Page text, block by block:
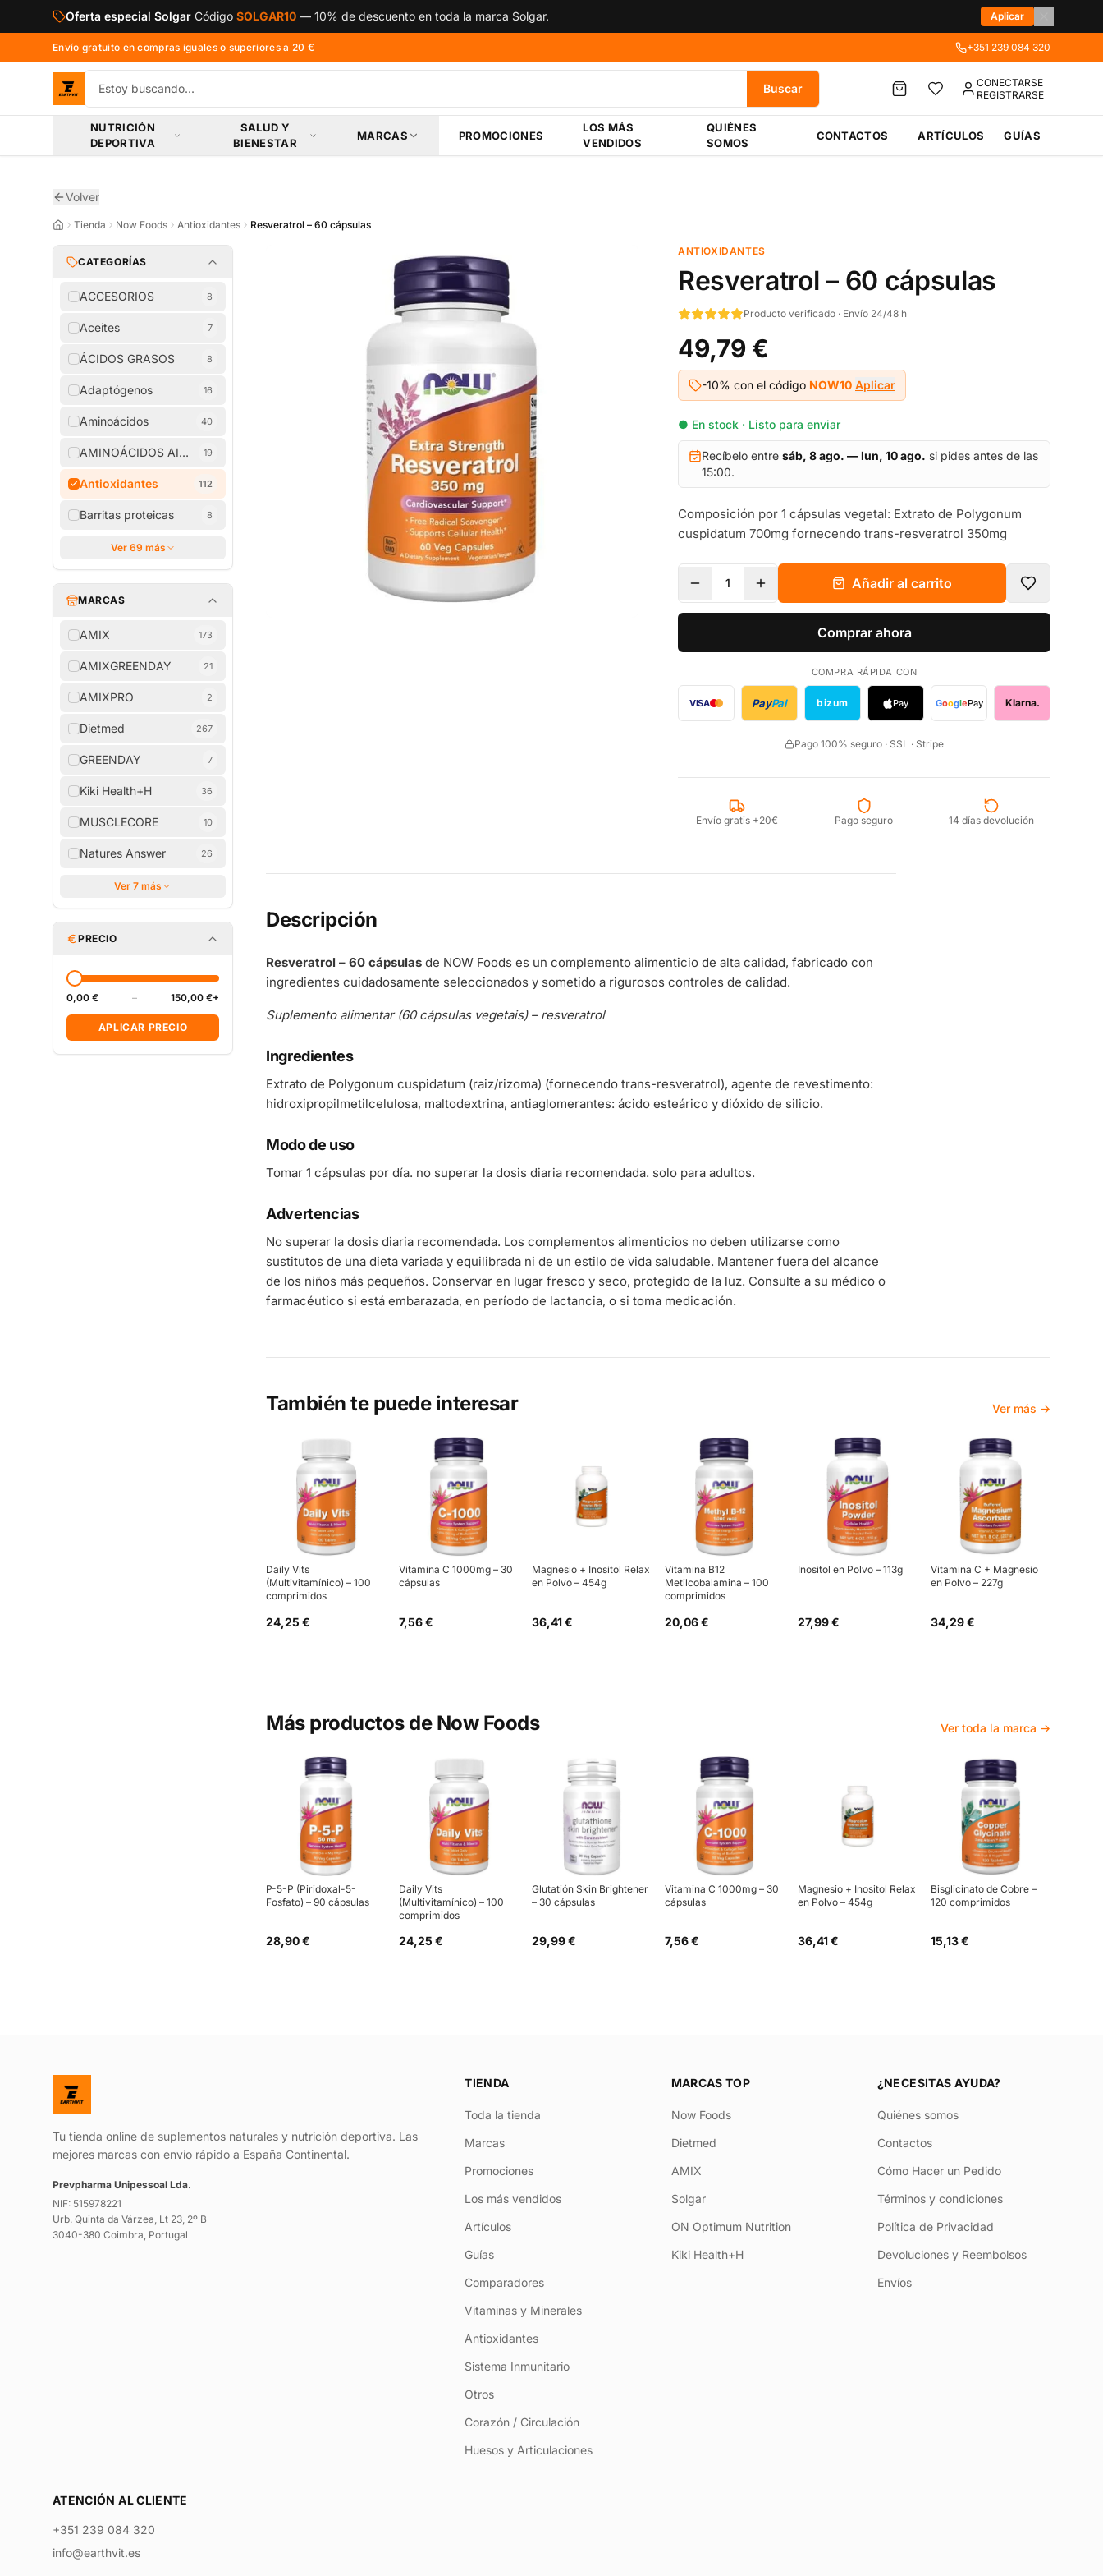
Saltar al contenido principal
Oferta especial Solgar Código SOLGAR10 — 10% de descuento en toda la marca Solgar. Aplicar
Envío gratuito en compras iguales o superiores a 20 € +351 239 084 320
Buscar
CONECTARSE
REGISTRARSE
NUTRICIÓN
DEPORTIVA
SALUD Y
BIENESTAR
MARCAS PROMOCIONES
LOS MÁS
VENDIDOS
QUIÉNES
SOMOS
CONTACTOS ARTÍCULOS GUÍAS
Volver
Tienda Now Foods Antioxidantes Resveratrol – 60 cápsulas
CATEGORÍAS
ACCESORIOS 8
Aceites 7
ÁCIDOS GRASOS 8
Adaptógenos 16
Aminoácidos 40
AMINOÁCIDOS AISLADOS
19
Antioxidantes 112
Barritas proteicas 8
Ver 69 más
MARCAS
AMIX 173
AMIXGREENDAY 21
AMIXPRO 2
Dietmed 267
GREENDAY 7
Kiki Health+H 36
MUSCLECORE 10
Natures Answer 26
Ver 7 más
PRECIO
0,00 € – 150,00 €+
APLICAR PRECIO
ANTIOXIDANTES
Resveratrol – 60 cápsulas
Producto verificado · Envío 24/48 h
49,79 €
-10% con el código NOW10 Aplicar
● En stock · Listo para enviar
Recíbelo entre sáb, 8 ago. — lun, 10 ago. si pides antes de las
15:00.
Composición por 1 cápsulas vegetal: Extrato de Polygonum
cuspidatum 700mg fornecendo trans-resveratrol 350mg
1 Añadir al carrito
Comprar ahora
COMPRA RÁPIDA CON
VISA PayPal bizum Pay GooglePay Klarna.
Pago 100% seguro · SSL · Stripe
Envío gratis +20€ Pago seguro 14 días devolución
Descripción
Resveratrol – 60 cápsulas de NOW Foods es un complemento alimenticio de alta calidad, fabricado con
ingredientes cuidadosamente seleccionados y sometido a rigurosos controles de calidad.
Suplemento alimentar (60 cápsulas vegetais) – resveratrol
Ingredientes
Extrato de Polygonum cuspidatum (raiz/rizoma) (fornecendo trans-resveratrol), agente de revestimento:
hidroxipropilmetilcelulosa, maltodextrina, antiaglomerantes: ácido esteárico y dióxido de silicio.
Modo de uso
Tomar 1 cápsulas por día. no superar la dosis diaria recomendada. solo para adultos.
Advertencias
No superar la dosis diaria recomendada. Los complementos alimenticios no deben utilizarse como
sustitutos de una dieta variada y equilibrada ni de un estilo de vida saludable. Mantener fuera del alcance
de los niños más pequeños. Conservar en lugar fresco y seco, protegido de la luz. Consulte a su médico o
farmacéutico si está embarazada, en período de lactancia, o si toma medicación.
También te puede interesar Ver más →
Daily Vits
(Multivitamínico) – 100
comprimidos
24,25 €
Vitamina C 1000mg – 30
cápsulas
7,56 €
Magnesio + Inositol Relax
en Polvo – 454g
36,41 €
Vitamina B12
Metilcobalamina – 100
comprimidos
20,06 €
Inositol en Polvo – 113g
27,99 €
Vitamina C + Magnesio
en Polvo – 227g
34,29 €
Más productos de Now Foods Ver toda la marca →
P-5-P (Piridoxal-5-
Fosfato) – 90 cápsulas
28,90 €
Daily Vits
(Multivitamínico) – 100
comprimidos
24,25 €
Glutatión Skin Brightener
– 30 cápsulas
29,99 €
Vitamina C 1000mg – 30
cápsulas
7,56 €
Magnesio + Inositol Relax
en Polvo – 454g
36,41 €
Bisglicinato de Cobre –
120 comprimidos
15,13 €
Tu tienda online de suplementos naturales y nutrición deportiva. Las
mejores marcas con envío rápido a España Continental.
Prevpharma Unipessoal Lda.
NIF: 515978221
Urb. Quinta da Várzea, Lt 23, 2º B
3040-380 Coimbra, Portugal
TIENDA
Toda la tienda
Marcas
Promociones
Los más vendidos
Artículos
Guías
Comparadores
Vitaminas y Minerales
Antioxidantes
Sistema Inmunitario
Otros
Corazón / Circulación
Huesos y Articulaciones
MARCAS TOP
Now Foods
Dietmed
AMIX
Solgar
ON Optimum Nutrition
Kiki Health+H
¿NECESITAS AYUDA?
Quiénes somos
Contactos
Cómo Hacer un Pedido
Términos y condiciones
Política de Privacidad
Devoluciones y Reembolsos
Envíos
ATENCIÓN AL CLIENTE
+351 239 084 320
info@earthvit.es